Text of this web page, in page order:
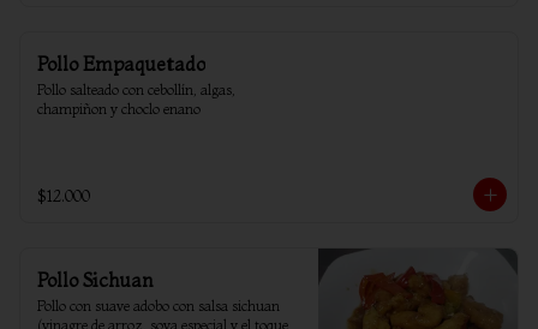
Pollo Empaquetado
Pollo salteado con cebollín, algas,
champiñon y choclo enano
$12.000
Pollo Sichuan
Pollo con suave adobo con salsa sichuan
(vinagre de arroz, soya especial y el toque